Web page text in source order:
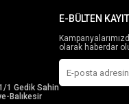
1 Gedik Sahin
Balıkesir
E-BÜLTEN KAYIT
olarak haberdar